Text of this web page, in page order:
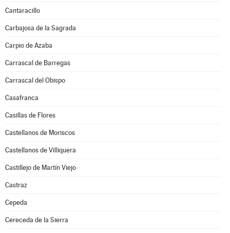
Cantaracillo
Carbajosa de la Sagrada
Carpio de Azaba
Carrascal de Barregas
Carrascal del Obispo
Casafranca
Casillas de Flores
Castellanos de Moriscos
Castellanos de Villiquera
Castillejo de Martín Viejo
Castraz
Cepeda
Cereceda de la Sierra